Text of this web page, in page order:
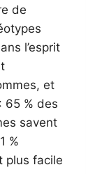
de
l’esprit
et
65 % des
savent
%
plus facile